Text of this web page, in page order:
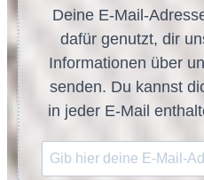
Deine E-Mail-
dafür genutzt, dir
Informationen über
senden. Du kannst
in jeder E-Mail